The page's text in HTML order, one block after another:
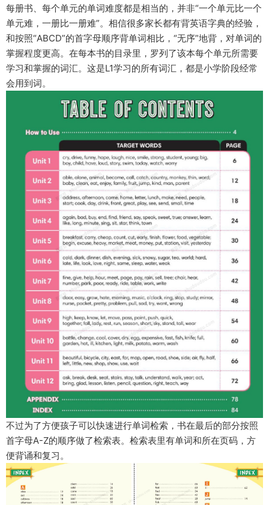
每册书、每个单元的单词难度都是相当的，并非“一个单元比一个
单元难，一册比一册难”。相信很多家长都有背英语字典的经验，
和按照“ABCD”的首字母顺序背单词相比，“无序”地背，对单词的
掌握程度更高。在每本书的目录里，罗列了该本每个单元所需要
学习和掌握的词汇。这是L1学习的所有词汇，都是小学阶段经常
会用到词。
不过为了方便孩子可以快速进行单词检索，书在最后的部分按照
首字母A-Z的顺序做了检索表。检索表里有单词和所在页码，方
便背诵和复习。